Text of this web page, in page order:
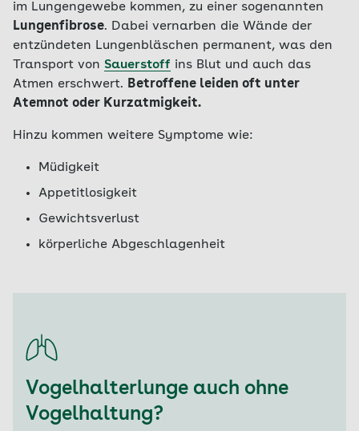
im Lungengewebe kommen, zu einer sogenannten
Lungenfibrose. Dabei vernarben die Wände der
entzündeten Lungenbläschen permanent, was den
Transport von Sauerstoff ins Blut und auch das
Atmen erschwert. Betroffene leiden oft unter
Atemnot oder Kurzatmigkeit.
Hinzu kommen weitere Symptome wie:
Müdigkeit
Appetitlosigkeit
Gewichtsverlust
körperliche Abgeschlagenheit
Vogelhalterlunge auch ohne
Vogelhaltung?